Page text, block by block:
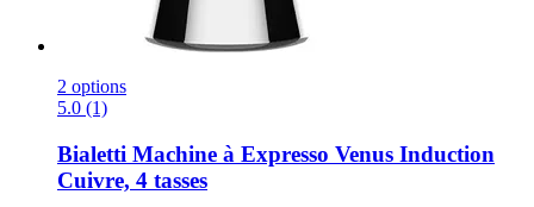
2 options
5.0 (1)
Bialetti Machine à Expresso Venus Induction
Cuivre, 4 tasses